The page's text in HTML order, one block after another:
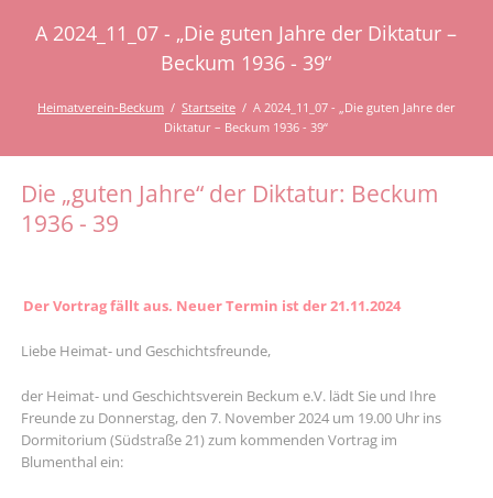
A 2024_11_07 - „Die guten Jahre der Diktatur –
Beckum 1936 - 39“
Heimatverein-Beckum Startseite
A 2024_11_07 - „Die guten Jahre der
Diktatur – Beckum 1936 - 39“
Die „guten Jahre“ der Diktatur: Beckum
1936 - 39
Der Vortrag fällt aus. Neuer Termin ist der 21.11.2024
Liebe Heimat- und Geschichtsfreunde,
der Heimat- und Geschichtsverein Beckum e.V. lädt Sie und Ihre
Freunde zu Donnerstag, den 7. November 2024 um 19.00 Uhr ins
Dormitorium (Südstraße 21) zum kommenden Vortrag im
Blumenthal ein: